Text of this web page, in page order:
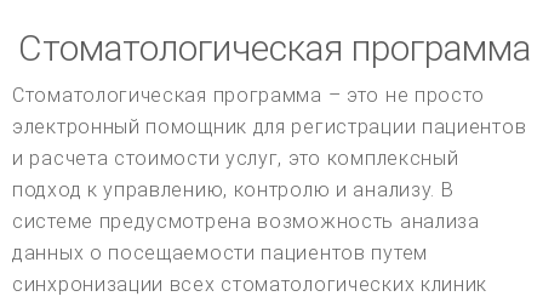
Стоматологическая программа
Стоматологическая программа – это не просто
электронный помощник для регистрации пациентов
и расчета стоимости услуг, это комплексный
подход к управлению, контролю и анализу. В
системе предусмотрена возможность анализа
данных о посещаемости пациентов путем
синхронизации всех стоматологических клиник